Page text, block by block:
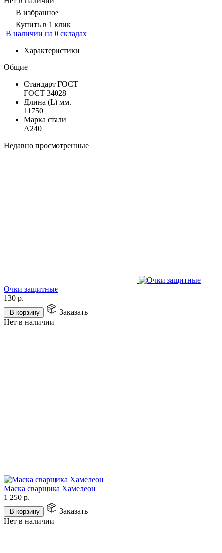
В избранное
Купить в 1 клик
В наличии на 0 складах
Характеристики
Общие
Стандарт ГОСТ
ГОСТ 34028
Длина (L) мм.
11750
Марка стали
А240
Недавно просмотренные
Очки защитные
130 р.
В корзину
Заказать
Нет в наличии
Маска сварщика Хамелеон
1 250 р.
В корзину
Заказать
Нет в наличии